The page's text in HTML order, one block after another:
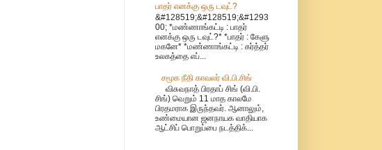
பாதர் எனக்கு ஒரு டவுட்?
&#128519;&#128519;&#1293
00; *மண்ணாங்கட்டி : பாதர்
எனக்கு ஒரு டவுட்?* *பாதர் : கேளு
மகனே* *மண்ணாங்கட்டி : கர்த்தர்
உலகத்தை எப்...
சமூக நீதி காவலர் வி.பி.சிங்
விசுவநாத் பிரதாப் சிங் (வி.பி.
சிங்) வெறும் 11 மாத காலமே
பிரதமராக இருந்தவர். ஆனாலும்,
உண்மையான ஜனநாயக வாதியாக
ஆட்சிப் பொறுப்பை நடத்திக்...